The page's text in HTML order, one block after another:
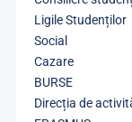
Ligile Studenților
Social
Cazare
BURSE
Direcția de